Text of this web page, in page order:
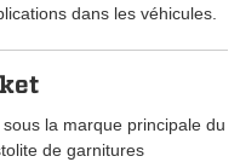
dans les véhicules.
la marque principale du
de garnitures